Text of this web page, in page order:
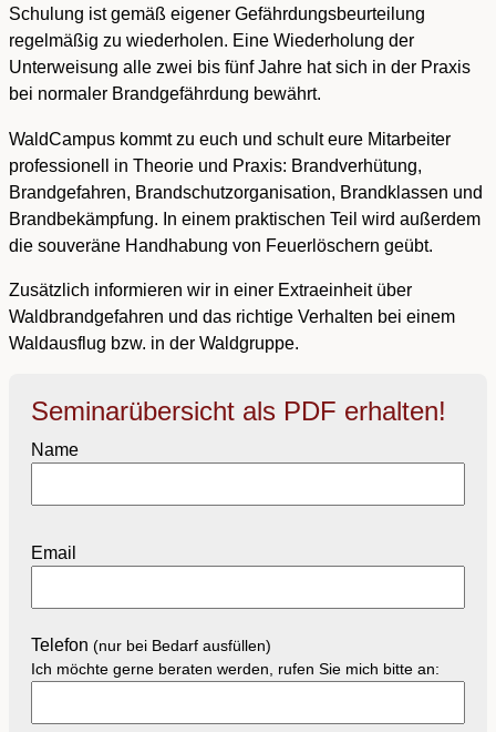
Schulung ist gemäß eigener Gefährdungsbeurteilung
regelmäßig zu wiederholen. Eine Wiederholung der
Unterweisung alle zwei bis fünf Jahre hat sich in der Praxis
bei normaler Brandgefährdung bewährt.
WaldCampus kommt zu euch und schult eure Mitarbeiter
professionell in Theorie und Praxis: Brandverhütung,
Brandgefahren, Brandschutzorganisation, Brandklassen und
Brandbekämpfung. In einem praktischen Teil wird außerdem
die souveräne Handhabung von Feuerlöschern geübt.
Zusätzlich informieren wir in einer Extraeinheit über
Waldbrandgefahren und das richtige Verhalten bei einem
Waldausflug bzw. in der Waldgruppe.
Seminarübersicht als PDF erhalten!
Name
Email
Telefon (nur bei Bedarf ausfüllen)
Ich möchte gerne beraten werden, rufen Sie mich bitte an: